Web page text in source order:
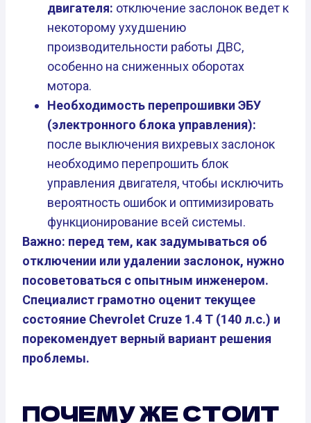
двигателя: отключение заслонок ведет к
некоторому ухудшению
производительности работы ДВС,
особенно на сниженных оборотах
мотора.
Необходимость перепрошивки ЭБУ
(электронного блока управления):
после выключения вихревых заслонок
необходимо перепрошить блок
управления двигателя, чтобы исключить
вероятность ошибок и оптимизировать
функционирование всей системы.
Важно: перед тем, как задумываться об
отключении или удалении заслонок, нужно
посоветоваться с опытным инженером.
Специалист грамотно оценит текущее
состояние Chevrolet Cruze 1.4 T (140 л.с.) и
порекомендует верный вариант решения
проблемы.
ПОЧЕМУ ЖЕ СТОИТ